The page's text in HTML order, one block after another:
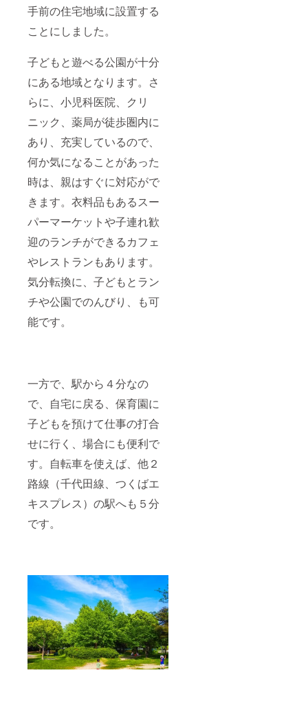
手前の住宅地域に設置する
ことにしました。
子どもと遊べる公園が十分
にある地域となります。さ
らに、小児科医院、クリ
ニック、薬局が徒歩圏内に
あり、充実しているので、
何か気になることがあった
時は、親はすぐに対応がで
きます。衣料品もあるスー
パーマーケットや子連れ歓
迎のランチができるカフェ
やレストランもあります。
気分転換に、子どもとラン
チや公園でのんびり、も可
能です。
一方で、駅から４分なの
で、自宅に戻る、保育園に
子どもを預けて仕事の打合
せに行く、場合にも便利で
す。自転車を使えば、他２
路線（千代田線、つくばエ
キスプレス）の駅へも５分
です。